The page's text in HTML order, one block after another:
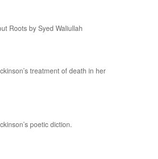
Roots by Syed Waliullah
treatment of death in her
poetic diction.